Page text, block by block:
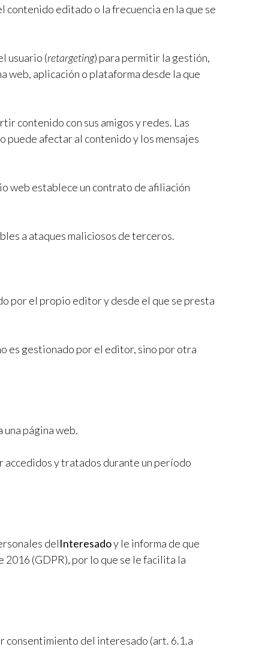
editado o la frecuencia en la que se
usuario (retargeting) para permitir la gestión,
web, aplicación o plataforma desde la que
contenido con sus amigos y redes. Las
puede afectar al contenido y los mensajes
web establece un contrato de afiliación
a ataques maliciosos de terceros.
por el propio editor y desde el que se presta
es gestionado por el editor, sino por otra
página web.
accedidos y tratados durante un período
delInteresadoy le informa de que
(GDPR), por lo que se le facilita la
consentimiento del interesado (art. 6.1.a